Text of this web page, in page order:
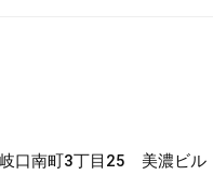
口南町3丁目25 美濃ビル